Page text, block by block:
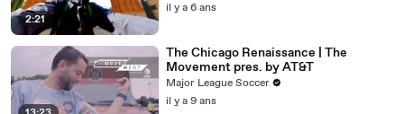
2:21
il y a 6 ans
The Chicago Renaissance | The
Movement pres. by AT&T
Major League Soccer
il y a 9 ans